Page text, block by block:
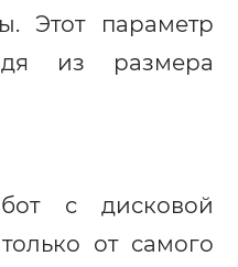
Этот параметр
из размера
с дисковой
от самого